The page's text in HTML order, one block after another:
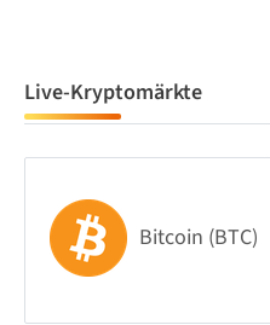
Live-Kryptomärkte
Bitcoin (BTC)